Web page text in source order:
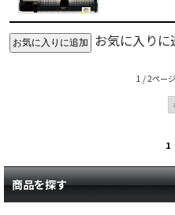
お気に入りに
1 / 2ページ
1
商品を探す